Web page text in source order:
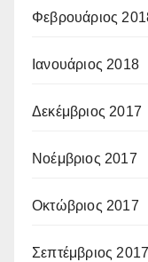
Φεβρουάριος
Ιανουάριος 2018
Δεκέμβριος 2017
Νοέμβριος 2017
Οκτώβριος 2017
Σεπτέμβριος 2017